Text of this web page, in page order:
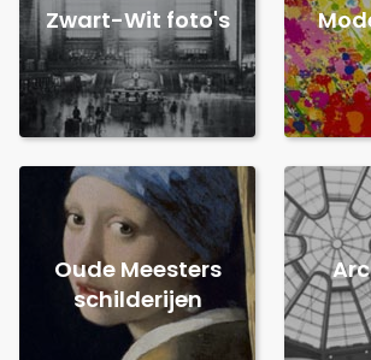
Zwart-Wit foto's
Oude Meesters
schilderijen